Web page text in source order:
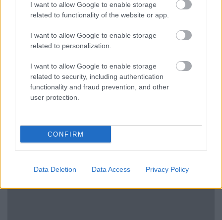
I want to allow Google to enable storage
related to functionality of the website or app.
I want to allow Google to enable storage
related to personalization.
I want to allow Google to enable storage
related to security, including authentication
functionality and fraud prevention, and other
user protection.
CONFIRM
Data Deletion Data Access Privacy Policy
Kéthónapos a Tisza-kormány: íme a mérleg!
ELEMZÉSEK 2026. júl. 21.